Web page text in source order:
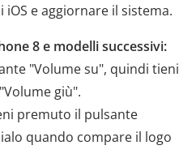
e aggiornare il sistema.
8 e modelli successivi:
"Volume su", quindi tieni
giù".
premuto il pulsante
quando compare il logo